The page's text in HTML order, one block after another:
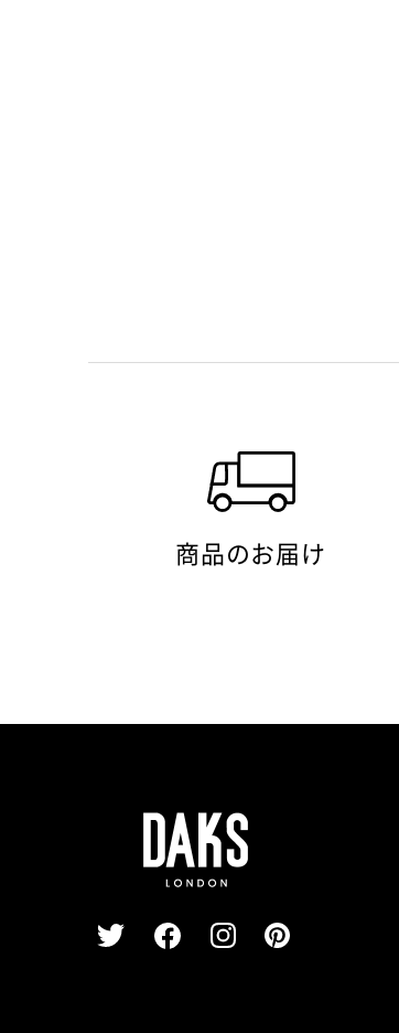
商品のお届け